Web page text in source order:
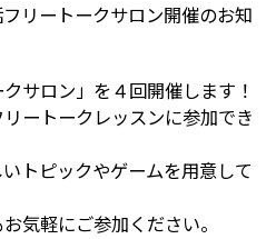
リートークサロン開催のお知
サロン」を４回開催します！
ートークレッスンに参加でき
トピックやゲームを用意して
気軽にご参加ください。